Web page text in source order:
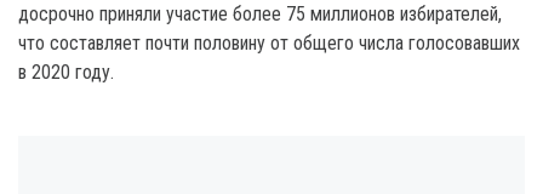
досрочно приняли участие более 75 миллионов избирателей,
что составляет почти половину от общего числа голосовавших
в 2020 году.